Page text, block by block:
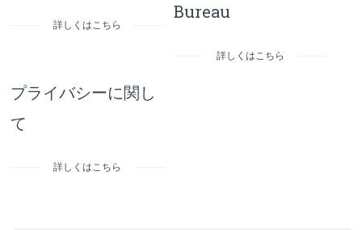
詳しくはこちら
Bureau
詳しくはこちら
プライバシーに関し
て
詳しくはこちら